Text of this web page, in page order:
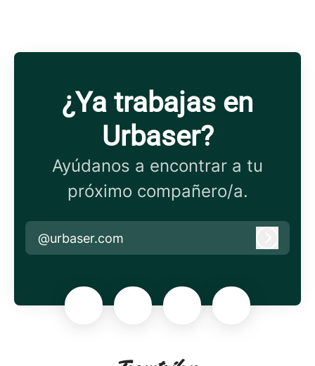
¿Ya trabajas en
Urbaser?
Ayúdanos a encontrar a tu
próximo compañero/a.
@urbaser.com